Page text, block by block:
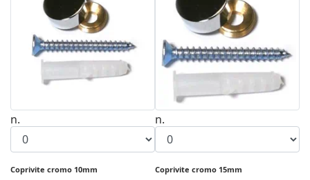
n.
Coprivite cromo 10mm
n.
Coprivite cromo 15mm